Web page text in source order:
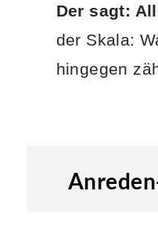
Der sagt:
der Skala:
hingegen